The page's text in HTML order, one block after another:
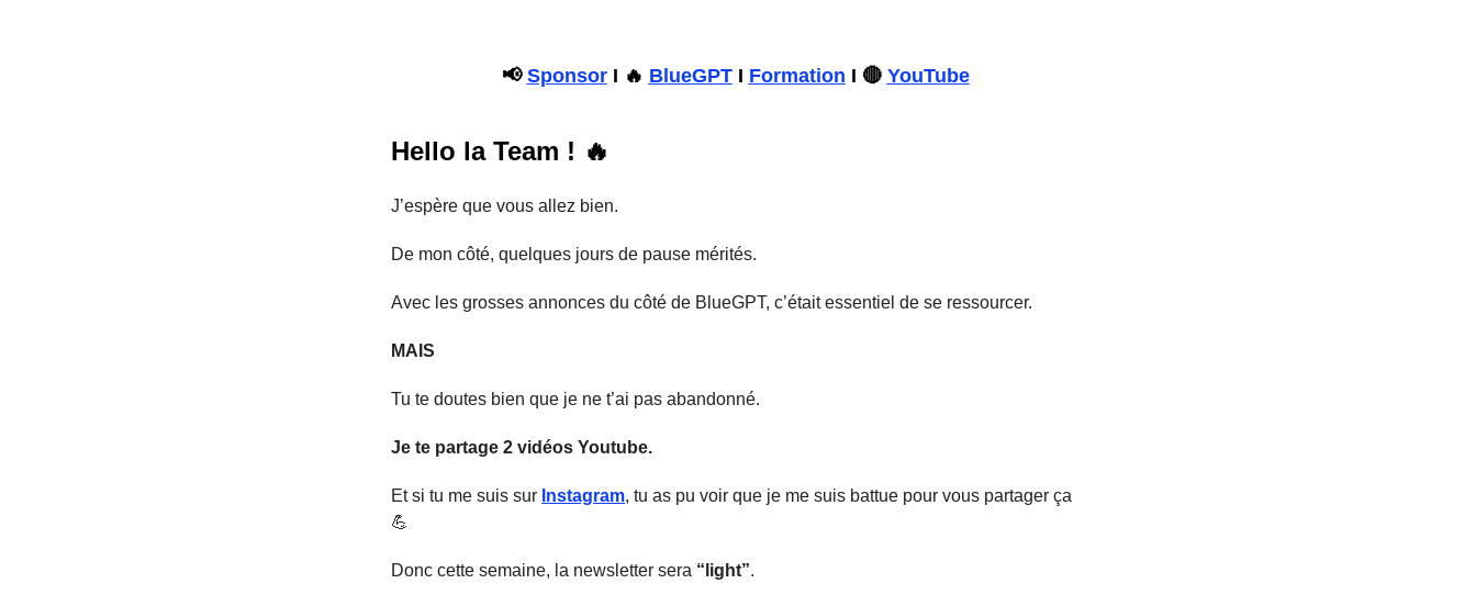
📢 SponsorI 🔥 BlueGPTI Formation I 🔴 YouTube
Hello la Team ! 🔥
J’espère que vous allez bien.
De mon côté, quelques jours de pause mérités.
Avec les grosses annonces du côté de BlueGPT, c’était essentiel de se ressourcer.
MAIS
Tu te doutes bien que je ne t’ai pas abandonné.
Je te partage 2 vidéos Youtube.
Et si tu me suis sur Instagram, tu as pu voir que je me suis battue pour vous partager ça
💪
Donc cette semaine, la newsletter sera “light”.